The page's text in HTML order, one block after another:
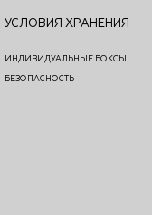
УСЛОВИЯ ХРАНЕНИЯ
ИНДИВИДУАЛЬНЫЕ БОКСЫ
БЕЗОПАСНОСТЬ